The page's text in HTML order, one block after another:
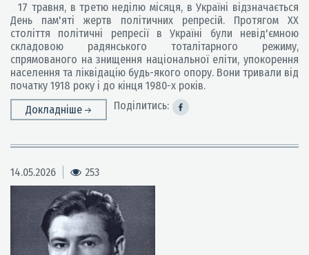
17 травня, в третю неділю місяця, в Україні відзначається
День пам'яті жертв політичних репресій. Протягом XX
століття політичні репресії в Україні були невід'ємною
складовою радянського тоталітарного режиму,
спрямованого на знищення національної еліти, упокорення
населення та ліквідацію будь-якого опору. Вони тривали від
початку 1918 року і до кінця 1980-х років.
Докладніше
Поділитись:
14.05.2026 253